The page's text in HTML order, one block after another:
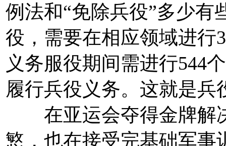
例法和“免除兵役”多少有
役，需要在相应领域进行
义务服役期间需进行544
履行兵役义务。这就是兵
在亚运会夺得金牌解
慜，也在接受完基础军事